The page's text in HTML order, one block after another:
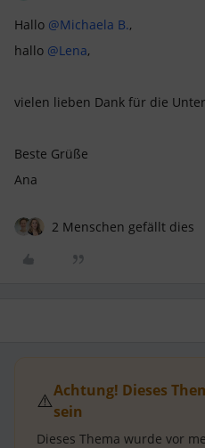
Hallo @Michaela B.,
hallo @Lena,
vielen lieben Dank für die
Beste Grüße
Ana
2 Menschen gefällt dies
⚠️Achtung! Dieses
sein
Dieses Thema wurde vor